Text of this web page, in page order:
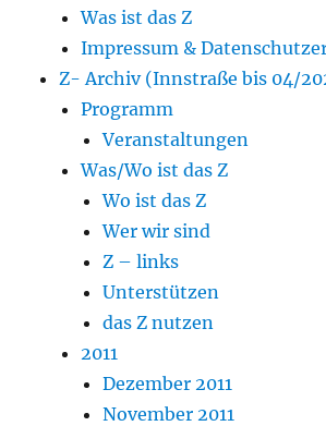
Was ist das Z
Impressum &
Z- Archiv (Innstraße bis 04/
Programm
Veranstaltungen
Was/Wo ist das Z
Wo ist das Z
Wer wir sind
Z – links
Unterstützen
das Z nutzen
2011
Dezember 2011
November 2011